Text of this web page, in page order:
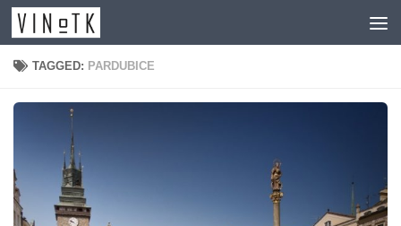
Skip to content
TAGGED: PARDUBICE